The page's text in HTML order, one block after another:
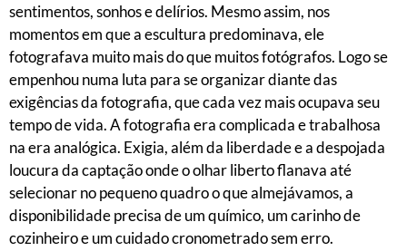
sentimentos, sonhos e delírios. Mesmo assim, nos
momentos em que a escultura predominava, ele
fotografava muito mais do que muitos fotógrafos. Logo se
empenhou numa luta para se organizar diante das
exigências da fotografia, que cada vez mais ocupava seu
tempo de vida. A fotografia era complicada e trabalhosa
na era analógica. Exigia, além da liberdade e a despojada
loucura da captação onde o olhar liberto flanava até
selecionar no pequeno quadro o que almejávamos, a
disponibilidade precisa de um químico, um carinho de
cozinheiro e um cuidado cronometrado sem erro.